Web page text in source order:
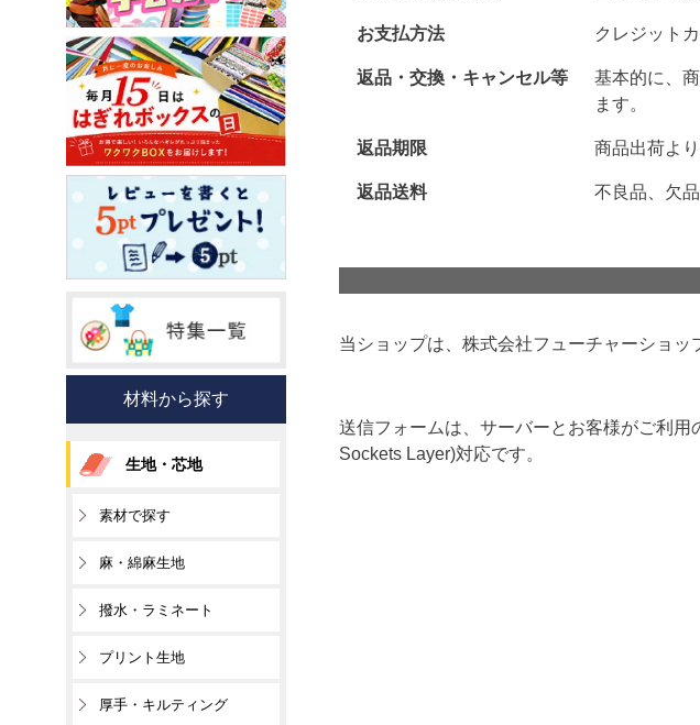
お支払方法 クレジット
返品・交換・キャンセル等
基本的に、
ます。
返品期限 商品出荷よ
返品送料 不良品、欠
当ショップは、株式会社フューチャーショッ
送信フォームは、サーバーとお客様がご利
Sockets Layer)対応です。
材料から探す
生地・芯地
素材で探す
麻・綿麻生地
撥水・ラミネート
プリント生地
厚手・キルティング